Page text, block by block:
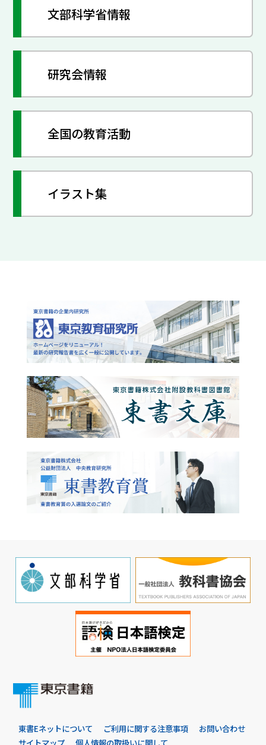
文部科学省情報
研究会情報
全国の教育活動
イラスト集
東書Eネットについて ご利用に関する注意事項
お問い合わせ